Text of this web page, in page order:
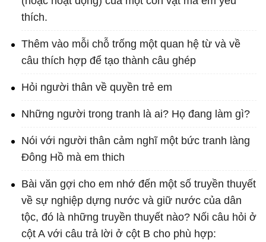
thích.
Thêm vào mỗi chỗ trống một quan hệ từ và về
câu thích hợp để tạo thành câu ghép
Hỏi người thân về quyền trẻ em
Những người trong tranh là ai? Họ đang làm gì?
Nói với người thân cảm nghĩ một bức tranh làng
Đông Hồ mà em thich
Bài văn gợi cho em nhớ đến một số truyền thuyết
về sự nghiệp dựng nước và giữ nước của dân
tộc, đó là những truyền thuyết nào? Nối câu hỏi ở
cột A với câu trả lời ở cột B cho phù hợp: